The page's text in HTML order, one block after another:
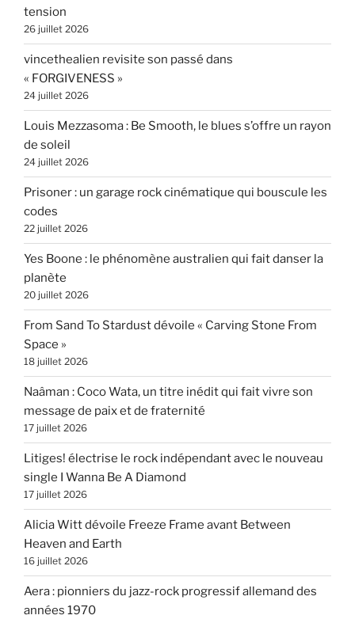
tension
26 juillet 2026
vincethealien revisite son passé dans
« FORGIVENESS »
24 juillet 2026
Louis Mezzasoma : Be Smooth, le blues s’offre un rayon
de soleil
24 juillet 2026
Prisoner : un garage rock cinématique qui bouscule les
codes
22 juillet 2026
Yes Boone : le phénomène australien qui fait danser la
planète
20 juillet 2026
From Sand To Stardust dévoile « Carving Stone From
Space »
18 juillet 2026
Naâman : Coco Wata, un titre inédit qui fait vivre son
message de paix et de fraternité
17 juillet 2026
Litiges! électrise le rock indépendant avec le nouveau
single I Wanna Be A Diamond
17 juillet 2026
Alicia Witt dévoile Freeze Frame avant Between
Heaven and Earth
16 juillet 2026
Aera : pionniers du jazz-rock progressif allemand des
années 1970